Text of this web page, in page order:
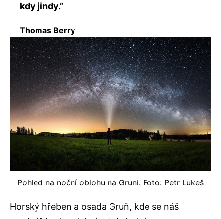
kdy jindy.”
Thomas Berry
Pohled na noční oblohu na Gruni. Foto: Petr Lukeš
Horský hřeben a osada Gruň, kde se náš